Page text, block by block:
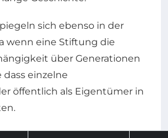
sich ebenso in der
wenn eine Stiftung die
über Generationen
dass einzelne
öffentlich als Eigentümer in